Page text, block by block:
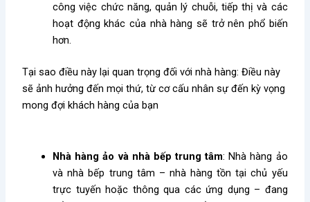
công việc chức năng, quản lý chuỗi, tiếp thị và các
hoạt động khác của nhà hàng sẽ trở nên phổ biến
hơn.
Tại sao điều này lại quan trọng đối với nhà hàng: Điều này
sẽ ảnh hưởng đến mọi thứ, từ cơ cấu nhân sự đến kỳ vọng
mong đợi khách hàng của bạn
Nhà hàng ảo và nhà bếp trung tâm: Nhà hàng ảo
và nhà bếp trung tâm – nhà hàng tồn tại chủ yếu
trực tuyến hoặc thông qua các ứng dụng – đang